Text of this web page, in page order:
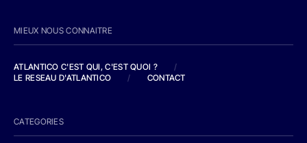
MIEUX NOUS CONNAITRE
ATLANTICO C'EST QUI, C'EST QUOI ?
/
LE RESEAU D'ATLANTICO
/ CONTACT
CATEGORIES